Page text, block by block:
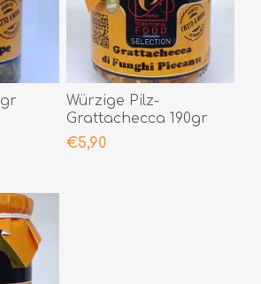
Würzige Pilz-
Grattachecca 190gr
€5,90